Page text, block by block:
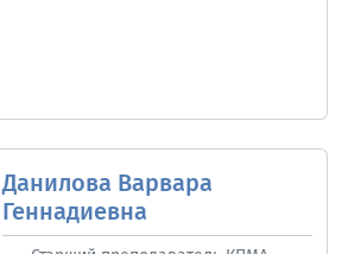
Данилова Варвара
Геннадиевна